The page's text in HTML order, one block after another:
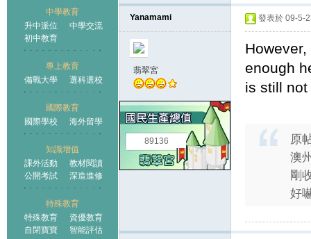
中學教育
升中派位
中學交流
初中教育
專上教育
備戰大學
選科選校
國際教育
國際學校
海外留學
知識增值
課外活動
教材閱讀
公開考試
深造進修
特殊教育
特殊教育
資優教育
自閉寶寶
智能評估
Yanamami
翡翠宮
89136
發表於 09-5-
enough
is still
原
澳
剛
好